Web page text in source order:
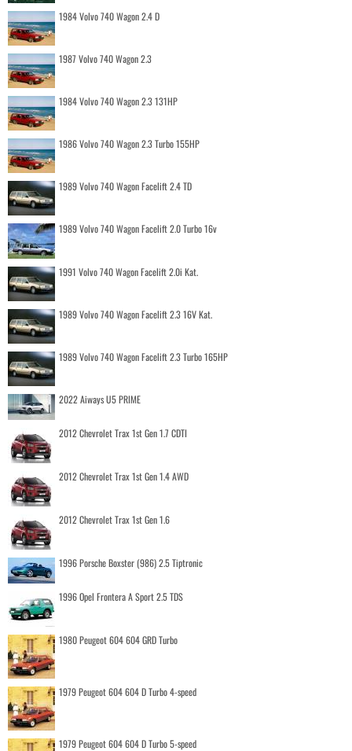
1984 Volvo 740 Wagon 2.4 D
1987 Volvo 740 Wagon 2.3
1984 Volvo 740 Wagon 2.3 131HP
1986 Volvo 740 Wagon 2.3 Turbo 155HP
1989 Volvo 740 Wagon Facelift 2.4 TD
1989 Volvo 740 Wagon Facelift 2.0 Turbo 16v
1991 Volvo 740 Wagon Facelift 2.0i Kat.
1989 Volvo 740 Wagon Facelift 2.3 16V Kat.
1989 Volvo 740 Wagon Facelift 2.3 Turbo 165HP
2022 Aiways U5 PRIME
2012 Chevrolet Trax 1st Gen 1.7 CDTI
2012 Chevrolet Trax 1st Gen 1.4 AWD
2012 Chevrolet Trax 1st Gen 1.6
1996 Porsche Boxster (986) 2.5 Tiptronic
1996 Opel Frontera A Sport 2.5 TDS
1980 Peugeot 604 604 GRD Turbo
1979 Peugeot 604 604 D Turbo 4-speed
1979 Peugeot 604 604 D Turbo 5-speed